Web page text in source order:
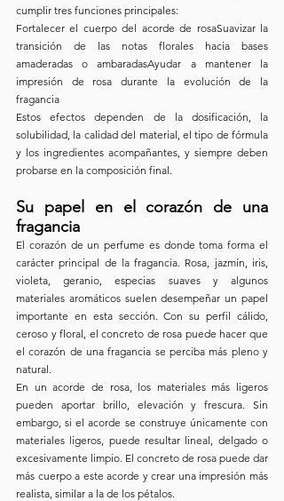
cumplir tres funciones principales:
Fortalecer el cuerpo del acorde de rosaSuavizar la
transición de las notas florales hacia bases
amaderadas o ambaradasAyudar a mantener la
impresión de rosa durante la evolución de la
fragancia
Estos efectos dependen de la dosificación, la
solubilidad, la calidad del material, el tipo de fórmula
y los ingredientes acompañantes, y siempre deben
probarse en la composición final.
Su papel en el corazón de una
fragancia
El corazón de un perfume es donde toma forma el
carácter principal de la fragancia. Rosa, jazmín, iris,
violeta, geranio, especias suaves y algunos
materiales aromáticos suelen desempeñar un papel
importante en esta sección. Con su perfil cálido,
ceroso y floral, el concreto de rosa puede hacer que
el corazón de una fragancia se perciba más pleno y
natural.
En un acorde de rosa, los materiales más ligeros
pueden aportar brillo, elevación y frescura. Sin
embargo, si el acorde se construye únicamente con
materiales ligeros, puede resultar lineal, delgado o
excesivamente limpio. El concreto de rosa puede dar
más cuerpo a este acorde y crear una impresión más
realista, similar a la de los pétalos.